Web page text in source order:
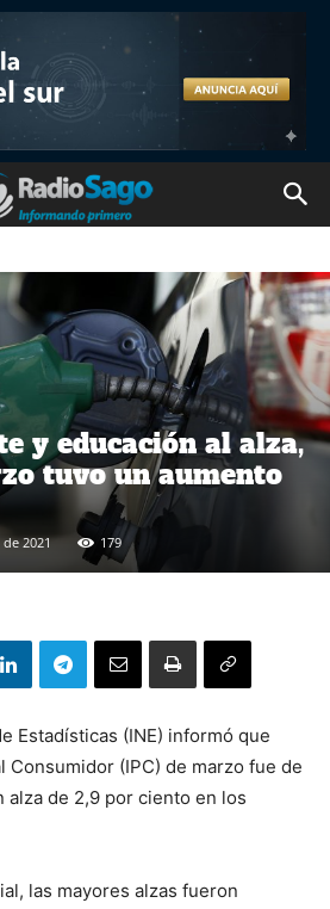
y educación al alza,
tuvo un aumento
2021 179
Estadísticas (INE) informó que
Consumidor (IPC) de marzo fue de
alza de 2,9 por ciento en los
las mayores alzas fueron